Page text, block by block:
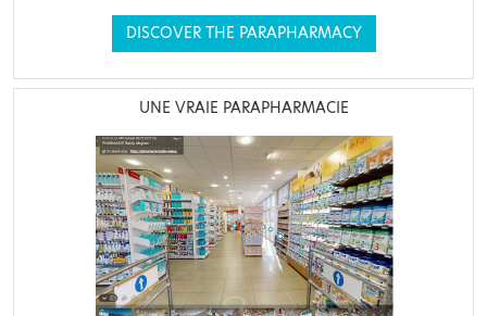
DISCOVER THE PARAPHARMACY
UNE VRAIE PARAPHARMACIE